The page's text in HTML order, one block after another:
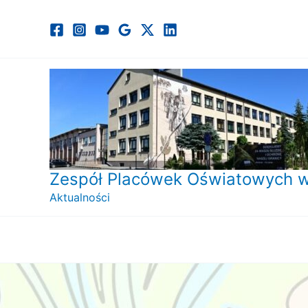
Zespół Placówek Oświatowych
Aktualności